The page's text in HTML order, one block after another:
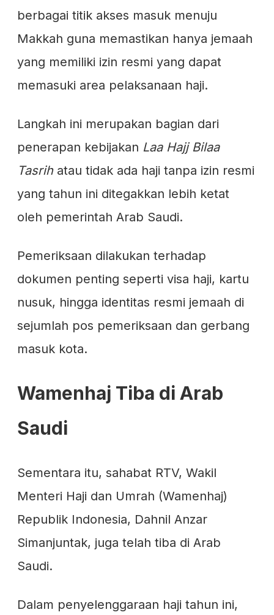
berbagai titik akses masuk menuju
Makkah guna memastikan hanya jemaah
yang memiliki izin resmi yang dapat
memasuki area pelaksanaan haji.
Langkah ini merupakan bagian dari
penerapan kebijakan Laa Hajj Bilaa
Tasrihatau tidak ada haji tanpa izin resmi
yang tahun ini ditegakkan lebih ketat
oleh pemerintah Arab Saudi.
Pemeriksaan dilakukan terhadap
dokumen penting seperti visa haji, kartu
nusuk, hingga identitas resmi jemaah di
sejumlah pos pemeriksaan dan gerbang
masuk kota.
Wamenhaj Tiba di Arab
Saudi
Sementara itu, sahabat RTV, Wakil
Menteri Haji dan Umrah (Wamenhaj)
Republik Indonesia, Dahnil Anzar
Simanjuntak, juga telah tiba di Arab
Saudi.
Dalam penyelenggaraan haji tahun ini,